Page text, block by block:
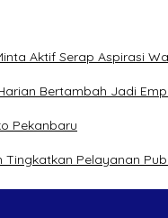
Aktif Serap Aspirasi
Bertambah Jadi
Pekanbaru
Pelayanan